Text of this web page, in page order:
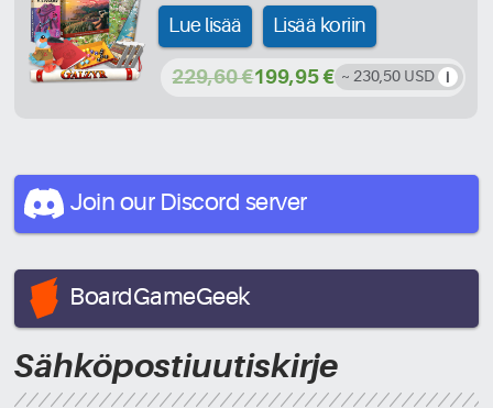
Lue lisää Lisää koriin
229,60 €199,95 € ~ 230,50 USD
Join our Discord server
BoardGameGeek
Sähköpostiuutiskirje